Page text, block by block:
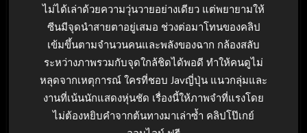
ไม่ได้เล่าด้วยความวุ่นวายอย่างเดียว แต่พยายามให้
ซีนมีจุดนำสายตาอยู่เสมอ ช่วงต่อมาโทนของคลิป
เข้มขึ้นตามจำนวนคนและพลังของฉาก กล้องสลับ
ระหว่างภาพรวมกับจุดใกล้ชิดได้พอดี ทำให้คนดูไม่
หลุดจากเหตุการณ์ ใครที่ชอบ Javญี่ปุ่น แนวกลุ่มและ
งานที่เน้นนักแสดงหุ่นชัด เรื่องนี้ให้ภาพจำที่แรงโดย
ไม่ต้องหยิบคำจากต้นทางมาเล่าซ้ำ คลิปโป๊เกย์